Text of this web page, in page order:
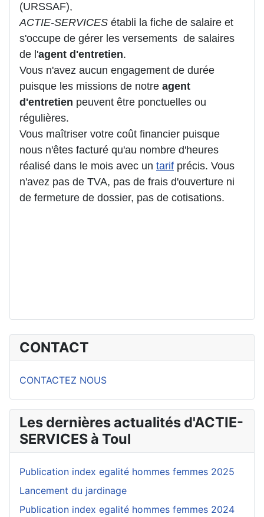
(URSSAF),
ACTIE-SERVICES établi la fiche de salaire et
s'occupe de gérer les versements de salaires
de l'agent d'entretien.
Vous n'avez aucun engagement de durée
puisque les missions de notre agent
d'entretien peuvent être ponctuelles ou
régulières.
Vous maîtriser votre coût financier puisque
nous n'êtes facturé qu'au nombre d'heures
réalisé dans le mois avec un tarif précis. Vous
n'avez pas de TVA, pas de frais d'ouverture ni
de fermeture de dossier, pas de cotisations.
CONTACT
CONTACTEZ NOUS
Les dernières actualités d'ACTIE-
SERVICES à Toul
Publication index egalité hommes femmes 2025
Lancement du jardinage
Publication index egalité hommes femmes 2024